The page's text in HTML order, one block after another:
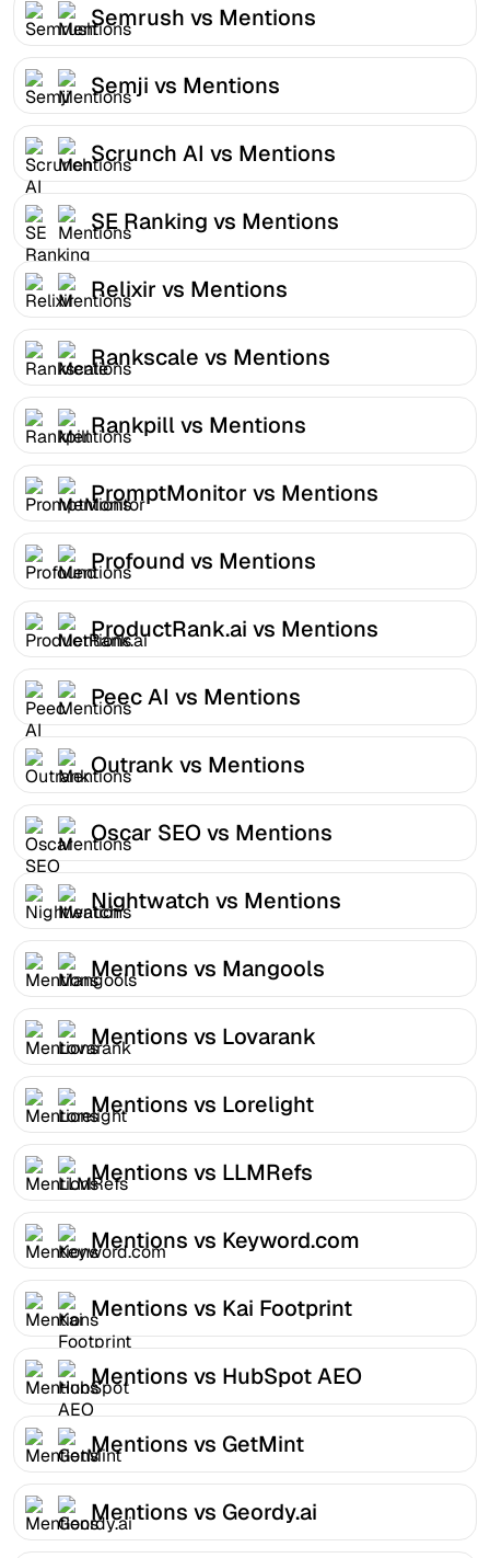
Semrush vs Mentions
Semji vs Mentions
Scrunch AI vs Mentions
SE Ranking vs Mentions
Relixir vs Mentions
Rankscale vs Mentions
Rankpill vs Mentions
PromptMonitor vs Mentions
Profound vs Mentions
ProductRank.ai vs Mentions
Peec AI vs Mentions
Outrank vs Mentions
Oscar SEO vs Mentions
Nightwatch vs Mentions
Mentions vs Mangools
Mentions vs Lovarank
Mentions vs Lorelight
Mentions vs LLMRefs
Mentions vs Keyword.com
Mentions vs Kai Footprint
Mentions vs HubSpot AEO
Mentions vs GetMint
Mentions vs Geordy.ai